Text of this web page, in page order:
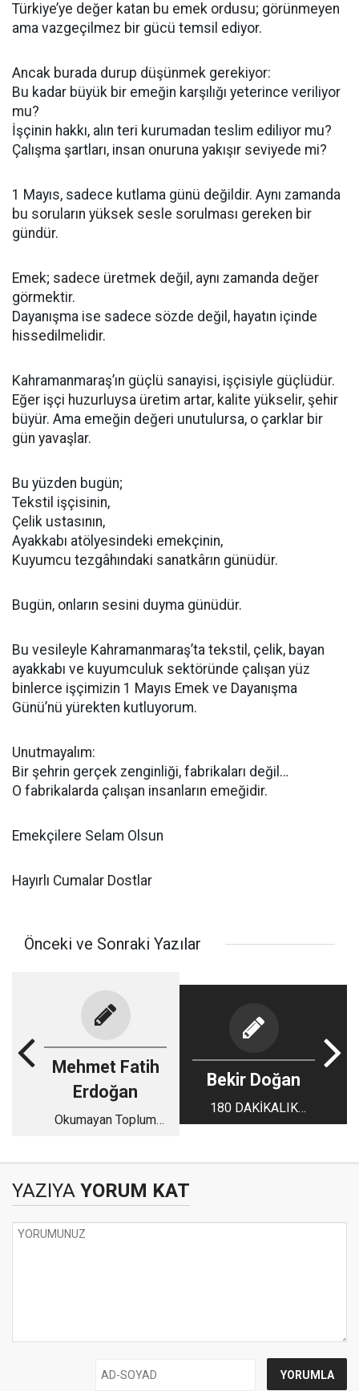
Türkiye’ye değer katan bu emek ordusu; görünmeyen
ama vazgeçilmez bir gücü temsil ediyor.
Ancak burada durup düşünmek gerekiyor:
Bu kadar büyük bir emeğin karşılığı yeterince veriliyor
mu?
İşçinin hakkı, alın teri kurumadan teslim ediliyor mu?
Çalışma şartları, insan onuruna yakışır seviyede mi?
1 Mayıs, sadece kutlama günü değildir. Aynı zamanda
bu soruların yüksek sesle sorulması gereken bir
gündür.
Emek; sadece üretmek değil, aynı zamanda değer
görmektir.
Dayanışma ise sadece sözde değil, hayatın içinde
hissedilmelidir.
Kahramanmaraş’ın güçlü sanayisi, işçisiyle güçlüdür.
Eğer işçi huzurluysa üretim artar, kalite yükselir, şehir
büyür. Ama emeğin değeri unutulursa, o çarklar bir
gün yavaşlar.
Bu yüzden bugün;
Tekstil işçisinin,
Çelik ustasının,
Ayakkabı atölyesindeki emekçinin,
Kuyumcu tezgâhındaki sanatkârın günüdür.
Bugün, onların sesini duyma günüdür.
Bu vesileyle Kahramanmaraş’ta tekstil, çelik, bayan
ayakkabı ve kuyumculuk sektöründe çalışan yüz
binlerce işçimizin 1 Mayıs Emek ve Dayanışma
Günü’nü yürekten kutluyorum.
Unutmayalım:
Bir şehrin gerçek zenginliği, fabrikaları değil…
O fabrikalarda çalışan insanların emeğidir.
Emekçilere Selam Olsun
Hayırlı Cumalar Dostlar
Önceki ve Sonraki Yazılar
Mehmet Fatih
Erdoğan
Okumayan Toplum
Bekir Doğan
180 DAKİKALIK
HESAPLAŞMA
YAZIYA YORUM KAT